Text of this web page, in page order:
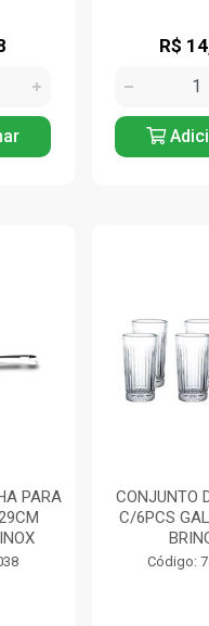
R$
PARA
CONJUNTO
C/6PCS
Código: